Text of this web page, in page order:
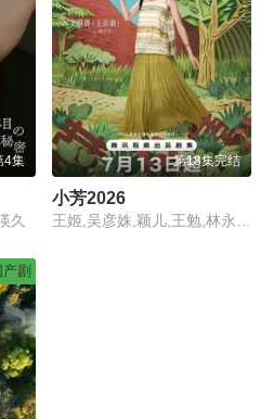
4集
久
第18集完结
小芳2026
王姬,吴彦姝,颖儿,王勉,林永健,吴军,范明,李川,夏力薪,辛云来,王影璐,元清
产剧